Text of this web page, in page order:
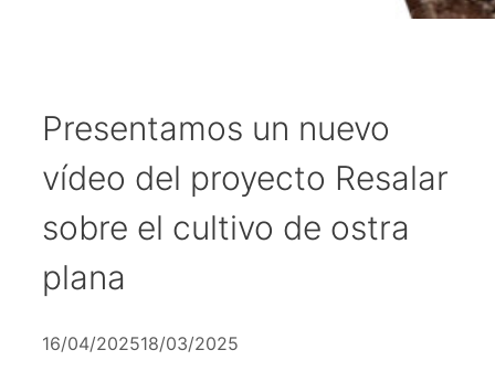
Presentamos un nuevo
vídeo del proyecto Resalar
sobre el cultivo de ostra
plana
16/04/202518/03/2025